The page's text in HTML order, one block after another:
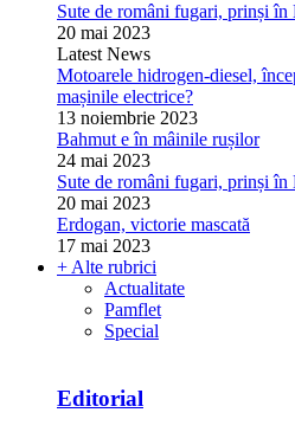
Sute de români fugari, prinși în
20 mai 2023
Latest News
Motoarele hidrogen-diesel,
mașinile electrice?
13 noiembrie 2023
Bahmut e în mâinile rușilor
24 mai 2023
Sute de români fugari, prinși în
20 mai 2023
Erdogan, victorie mascată
17 mai 2023
+ Alte rubrici
Actualitate
Pamflet
Special
Editorial